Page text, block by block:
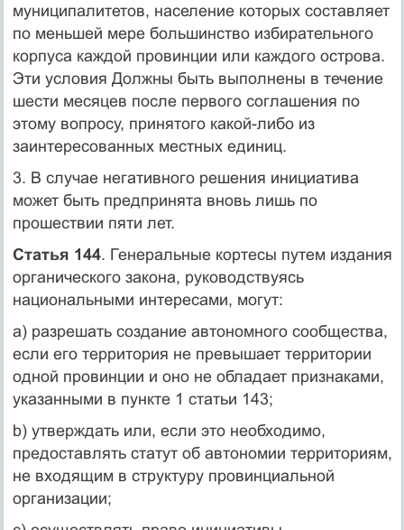
муниципалитетов, население которых составляет
по меньшей мере большинство избирательного
корпуса каждой провинции или каждого острова.
Эти условия Должны быть выполнены в течение
шести месяцев после первого соглашения по
этому вопросу, принятого какой-либо из
заинтересованных местных единиц.
3. В случае негативного решения инициатива
может быть предпринята вновь лишь по
прошествии пяти лет.
Статья 144. Генеральные кортесы путем издания
органического закона, руководствуясь
национальными интересами, могут:
a) разрешать создание автономного сообщества,
если его территория не превышает территории
одной провинции и оно не обладает признаками,
указанными в пункте 1 статьи 143;
b) утверждать или, если это необходимо,
предоставлять статут об автономии территориям,
не входящим в структуру провинциальной
организации;